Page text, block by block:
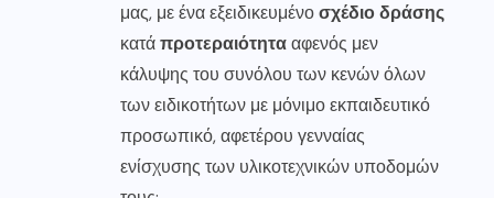
μας, με ένα εξειδικευμένοσχέδιο δράσης
κατάπροτεραιότητααφενός μεν
κάλυψης του συνόλου των κενών όλων
των ειδικοτήτων με μόνιμο εκπαιδευτικό
προσωπικό, αφετέρου γενναίας
ενίσχυσης των υλικοτεχνικών υποδομών